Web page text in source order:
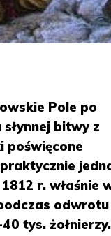
Pole po
bitwy z
poświęcone
r. właśnie
odwrotu
tys. żołnierzy.